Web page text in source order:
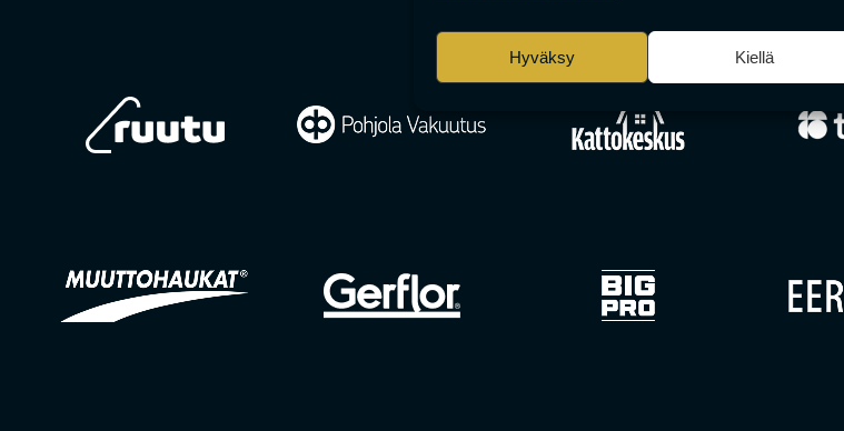
Hyväksy Kiellä